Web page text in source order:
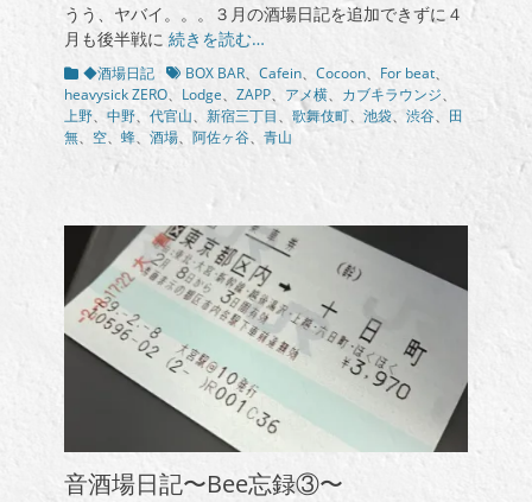
日
うう、ヤバイ。。。３月の酒場日記を追加できずに４
月も後半戦に 続きを読む…
カ
テ
ゴ
リ
◆酒場日記 タ
グ
BOX BAR、 Cafein、 Cocoon、 For beat、
heavysick ZERO、 Lodge、 ZAPP、 アメ横、 カブキラウンジ、
上野、 中野、 代官山、 新宿三丁目、 歌舞伎町、 池袋、 渋谷、 田
無、 空、 蜂、 酒場、 阿佐ヶ谷、 青山
音酒場日記〜Bee忘録③〜